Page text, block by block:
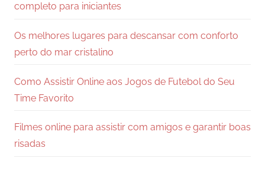
completo para iniciantes
Os melhores lugares para descansar com conforto
perto do mar cristalino
Como Assistir Online aos Jogos de Futebol do Seu
Time Favorito
Filmes online para assistir com amigos e garantir boas
risadas